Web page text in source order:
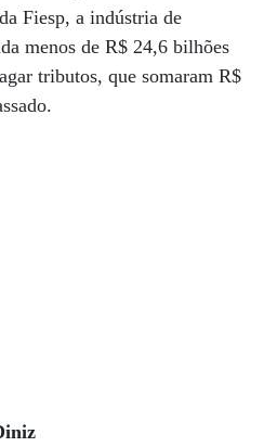
Fiesp, a indústria de
menos de R$ 24,6 bilhões
tributos, que somaram R$